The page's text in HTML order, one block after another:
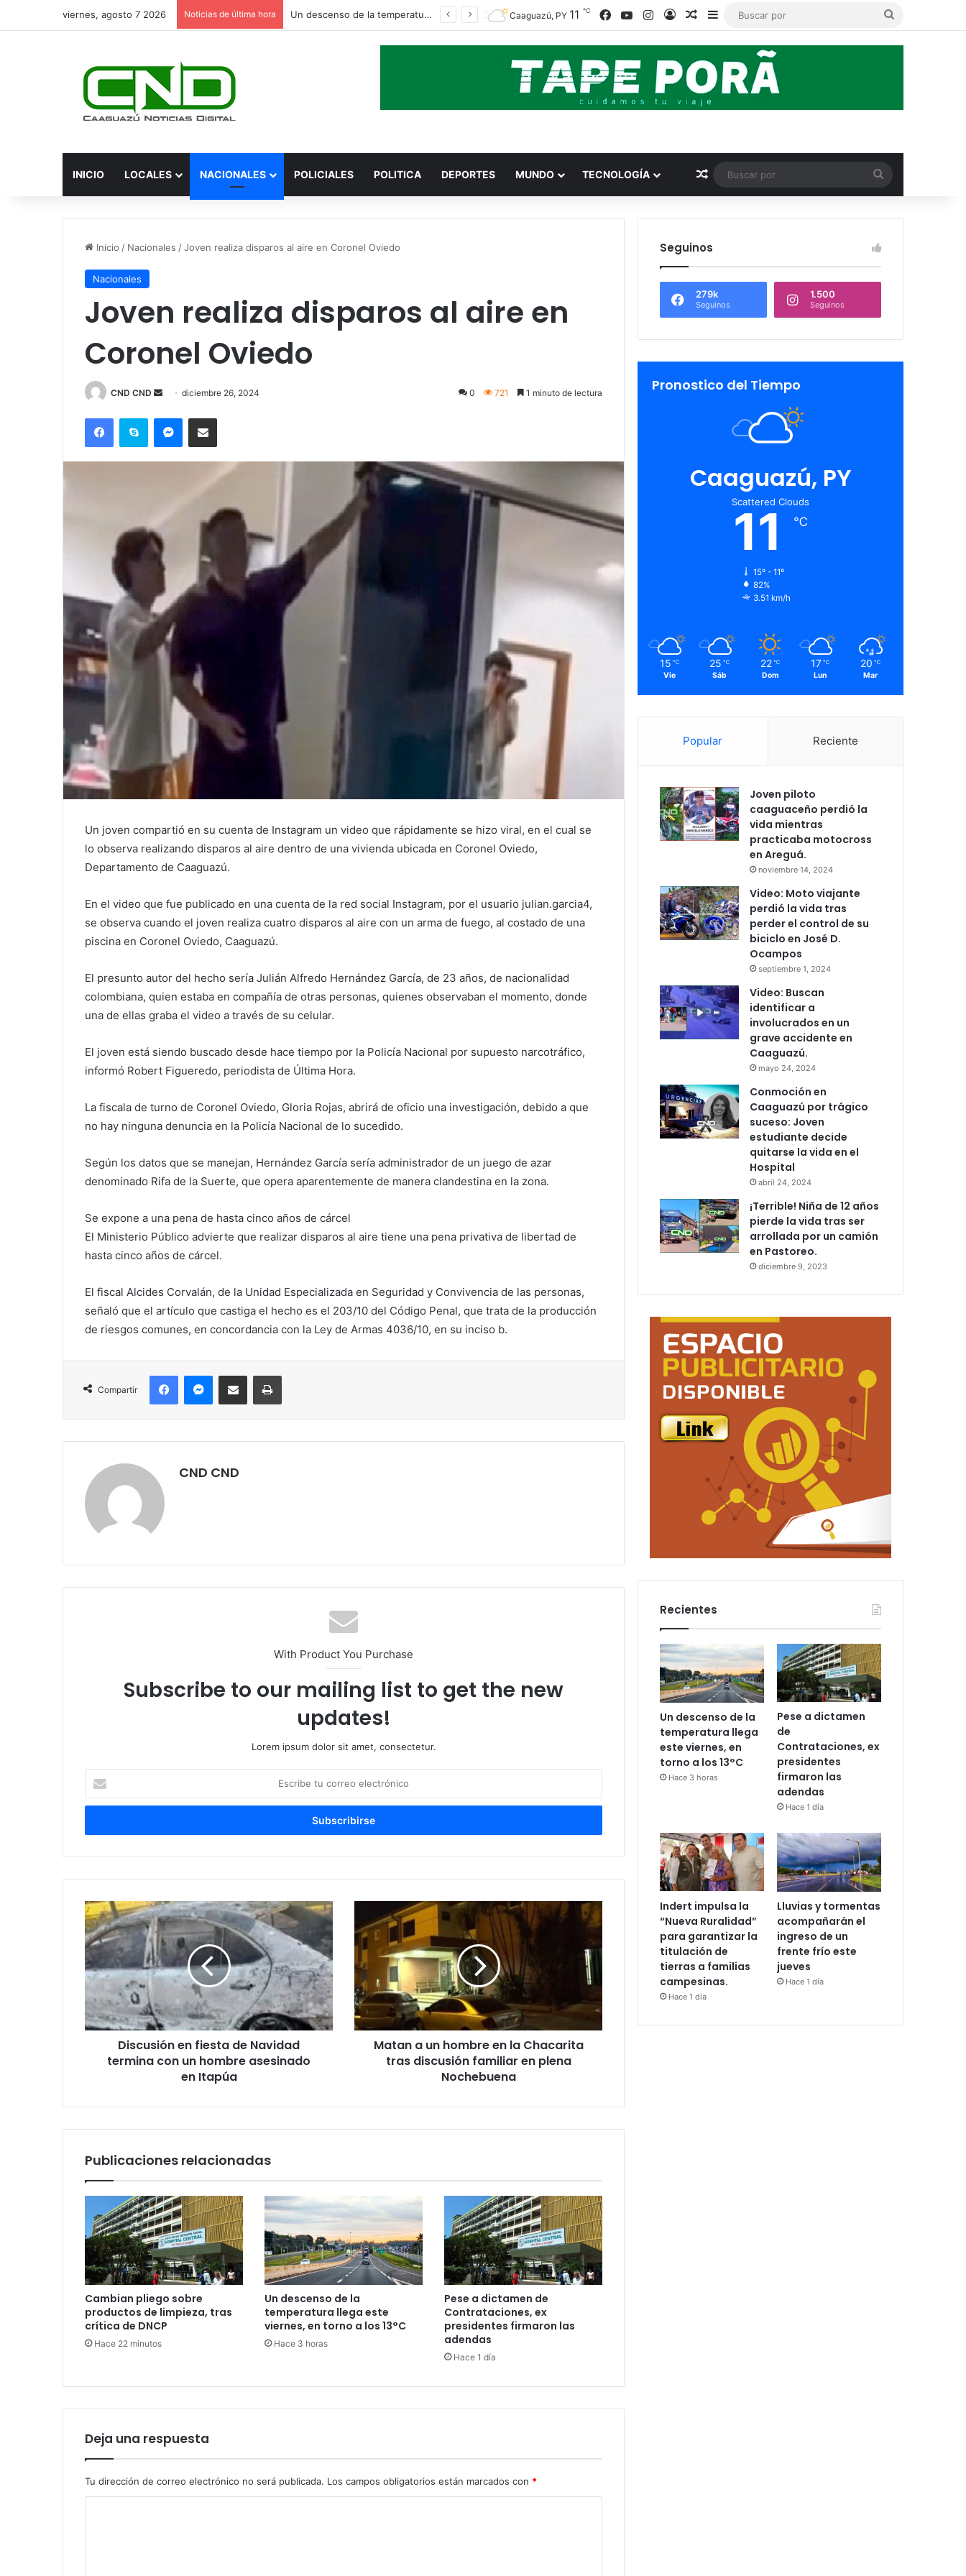
viernes, agosto 7 2026 Noticias de última hora Un descenso de la temperatura llega este viernes, en torno a los 13°C Caaguazú, PY 11 ℃ Facebook
YouTubeInstagram
AccesoPublicación al azar
Barra lateral
INICIO LOCALES NACIONALES POLICIALES POLITICA DEPORTES MUNDO TECNOLOGÍA Publicación al azar
por
Inicio / Nacionales /Joven realiza disparos al aire en Coronel Oviedo
Nacionales
Joven realiza disparos al aire en
Coronel Oviedo
CND CND
Send
email
diciembre 26, 2024 0 721 1 minuto de lectura
FacebookSkype MessengerCompartir por correo electrónico
Un joven compartió en su cuenta de Instagram un video que rápidamente se hizo viral, en el cual se
lo observa realizando disparos al aire dentro de una vivienda ubicada en Coronel Oviedo,
Departamento de Caaguazú.
En el video que fue publicado en una cuenta de la red social Instagram, por el usuario julian.garcia4,
se observa cuando el joven realiza cuatro disparos al aire con un arma de fuego, al costado de una
piscina en Coronel Oviedo, Caaguazú.
El presunto autor del hecho sería Julián Alfredo Hernández García, de 23 años, de nacionalidad
colombiana, quien estaba en compañía de otras personas, quienes observaban el momento, donde
una de ellas graba el video a través de su celular.
El joven está siendo buscado desde hace tiempo por la Policía Nacional por supuesto narcotráfico,
informó Robert Figueredo, periodista de Última Hora.
La fiscala de turno de Coronel Oviedo, Gloria Rojas, abrirá de oficio una investigación, debido a que
no hay ninguna denuncia en la Policía Nacional de lo sucedido.
Según los datos que se manejan, Hernández García sería administrador de un juego de azar
denominado Rifa de la Suerte, que opera aparentemente de manera clandestina en la zona.
Se expone a una pena de hasta cinco años de cárcel
El Ministerio Público advierte que realizar disparos al aire tiene una pena privativa de libertad de
hasta cinco años de cárcel.
El fiscal Alcides Corvalán, de la Unidad Especializada en Seguridad y Convivencia de las personas,
señaló que el artículo que castiga el hecho es el 203/10 del Código Penal, que trata de la producción
de riesgos comunes, en concordancia con la Ley de Armas 4036/10, en su inciso b.
Compartir
FacebookMessengerCompartir por correo electrónicoImprimir
CND CND
With Product You Purchase
Subscribe to our mailing list to get the new
updates!
Lorem ipsum dolor sit amet, consectetur.
correo
Discusión en fiesta de Navidad
termina con un hombre asesinado
en Itapúa
Matan a un hombre en la Chacarita
tras discusión familiar en plena
Nochebuena
Publicaciones relacionadas
Cambian pliego sobre
productos de limpieza, tras
crítica de DNCP
Hace 22 minutos
Un descenso de la
temperatura llega este
viernes, en torno a los 13°C
Hace 3 horas
Pese a dictamen de
Contrataciones, ex
presidentes firmaron las
adendas
Hace 1 día
Deja una respuesta
Tu dirección de correo electrónico no será publicada. Los campos obligatorios están marcados con *
Seguinos
279k
Seguinos
1.500
Seguinos
Pronostico del Tiempo
Caaguazú, PY
Scattered Clouds
11 ℃
15º - 11º
82%
3.51 km/h
15 ℃
Vie
25 ℃
Sáb
22 ℃
Dom
17 ℃
Lun
20 ℃
Mar
Popular Reciente
Joven piloto
caaguaceño perdió la
vida mientras
practicaba motocross
en Areguá.
noviembre 14, 2024
Video: Moto viajante
perdió la vida tras
perder el control de su
biciclo en José D.
Ocampos
septiembre 1, 2024
Video: Buscan
identificar a
involucrados en un
grave accidente en
Caaguazú.
mayo 24, 2024
Conmoción en
Caaguazú por trágico
suceso: Joven
estudiante decide
quitarse la vida en el
Hospital
abril 24, 2024
¡Terrible! Niña de 12 años
pierde la vida tras ser
arrollada por un camión
en Pastoreo.
diciembre 9, 2023
Recientes
Un descenso de la
temperatura llega
este viernes, en
torno a los 13°C
Hace 3 horas
Pese a dictamen
de
Contrataciones, ex
presidentes
firmaron las
adendas
Hace 1 día
Indert impulsa la
“Nueva Ruralidad”
para garantizar la
titulación de
tierras a familias
campesinas.
Hace 1 día
Lluvias y tormentas
acompañarán el
ingreso de un
frente frío este
jueves
Hace 1 día